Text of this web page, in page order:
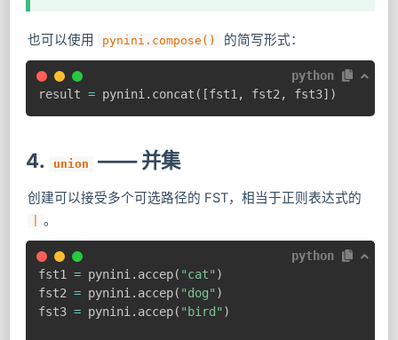
也可以使用 pynini.compose() 的简写形式：
python
result = pynini . concat ( [fst1 , fst2 , fst3] )
4. union —— 并集
创建可以接受多个可选路径的 FST，相当于正则表达式的
。
python
fst1 = pynini . accep( "cat" )
fst2 = pynini . accep( "dog" )
fst3 = pynini . accep( "bird" )